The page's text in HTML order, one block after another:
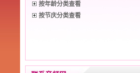
按年龄分类查看
按节庆分类查看